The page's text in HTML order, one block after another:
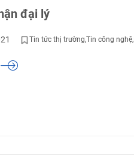
đại lý
Tin tức thị trường Tin công nghệ